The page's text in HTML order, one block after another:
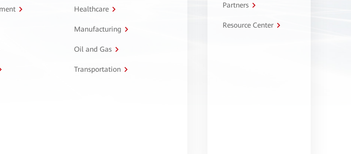
Healthcare
Manufacturing
Oil and Gas
Transportation
Partners
Resource Center